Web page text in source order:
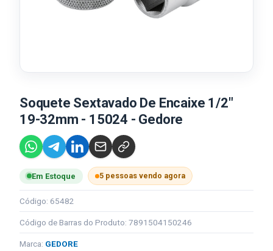
Soquete Sextavado De Encaixe 1/2"
19-32mm - 15024 - Gedore
Em Estoque 5 pessoas vendo agora
Código: 65482
Código de Barras do Produto: 7891504150246
Marca: GEDORE